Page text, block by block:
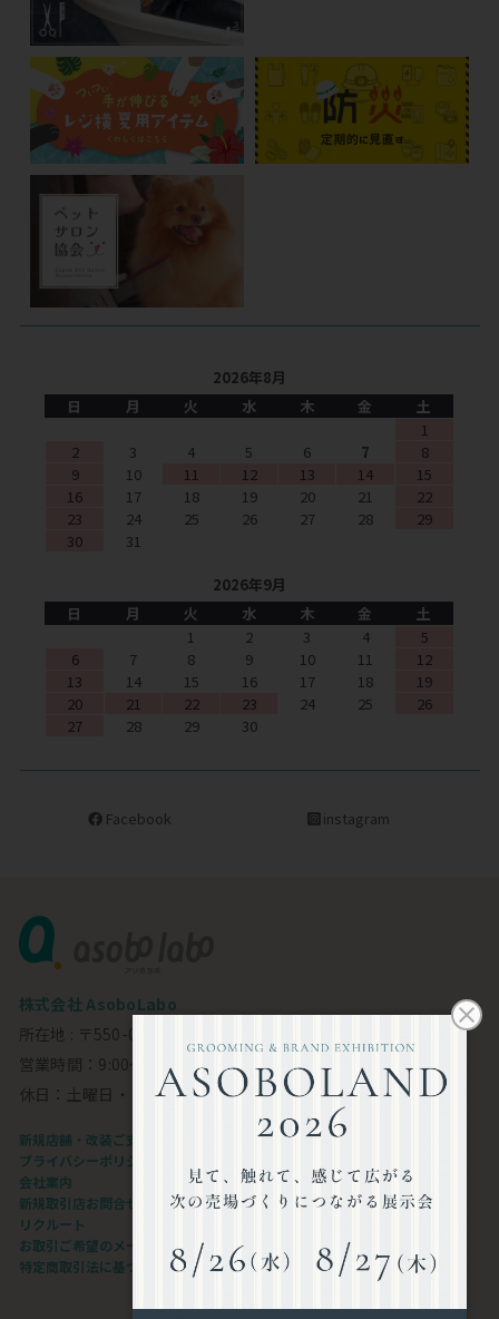
2026年8月
日
月 火 水 木 金
土
1
2
3 4 5 6 7
8
9
10 11 12 13 14
15
16
17 18 19 20 21
22
23
24 25 26 27 28
29
30
31
2026年9月
日
月 火 水 木 金
土
1
2 3 4
5
6
7 8 9 10 11
12
13
14 15 16 17 18
19
20
21 22 23 24 25
26
27
28 29 30
Facebook instagram
株式会社 AsoboLabo
所在地 : 〒550-0002 大阪市西区江戸堀1-23-11 6F
営業時間：9:00～18:00
休日：土曜日・日曜日・祝日
新規店舗・改装ご支援します
プライバシーポリシー
会社案内
新規取引店お問合せフォーム
リクルート
お取引ご希望のメーカー様
特定商取引法に基づく表記